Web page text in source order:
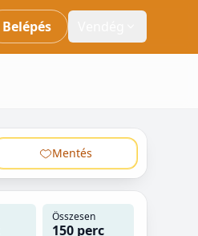
Belépés
Mentés
Összesen
150 perc